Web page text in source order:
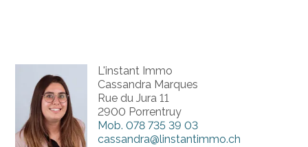
L'instant Immo
Cassandra Marques
Rue du Jura 11
2900 Porrentruy
Mob. 078 735 39 03
cassandra@linstantimmo.ch